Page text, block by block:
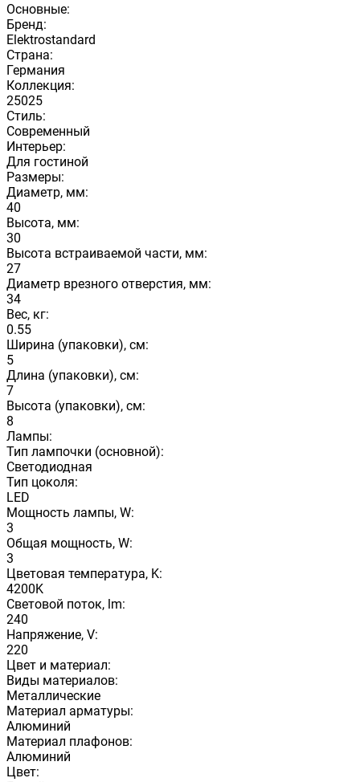
Основные:
Бренд:
Elektrostandard
Страна:
Германия
Коллекция:
25025
Стиль:
Современный
Интерьер:
Для гостиной
Размеры:
Диаметр, мм:
40
Высота, мм:
30
Высота встраиваемой части, мм:
27
Диаметр врезного отверстия, мм:
34
Вес, кг:
0.55
Ширина (упаковки), см:
5
Длина (упаковки), см:
7
Высота (упаковки), см:
8
Лампы:
Тип лампочки (основной):
Светодиодная
Тип цоколя:
LED
Мощность лампы, W:
3
Общая мощность, W:
3
Цветовая температура, K:
4200K
Световой поток, lm:
240
Напряжение, V:
220
Цвет и материал:
Виды материалов:
Металлические
Материал арматуры:
Алюминий
Материал плафонов:
Алюминий
Цвет: